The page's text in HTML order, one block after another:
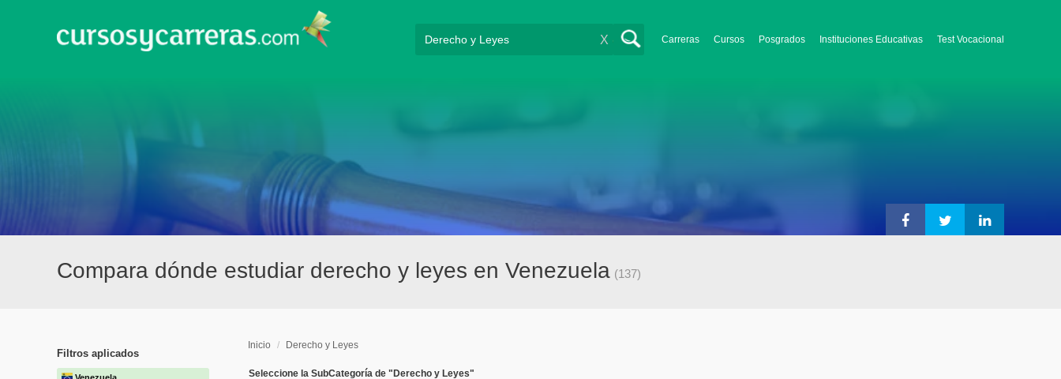
Carreras Cursos Posgrados Instituciones Educativas Test Vocacional
X
Compara dónde estudiar derecho y leyes en Venezuela (137)
Filtros aplicados
Inicio / Derecho y Leyes
Seleccione la SubCategoría de "Derecho y Leyes"